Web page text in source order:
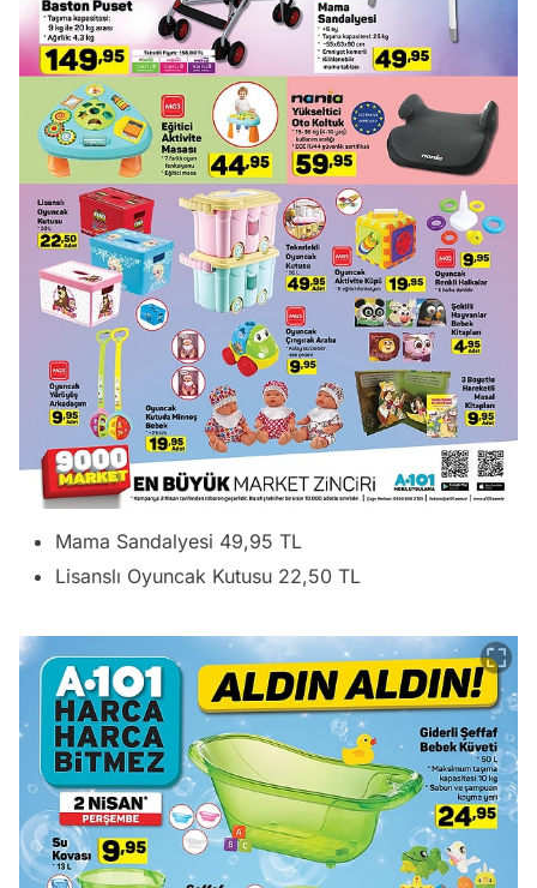
Mama Sandalyesi 49,95 TL
Lisanslı Oyuncak Kutusu 22,50 TL